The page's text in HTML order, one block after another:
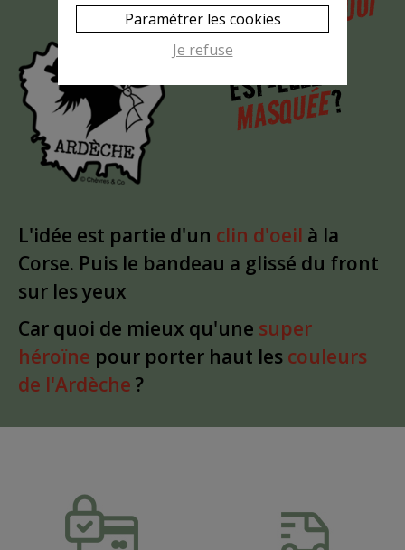
MAISPOURQUOI
LA CHÈVRE
EST-ELLE
MASQUÉE?
L'idée est partie d'un clin d'oeil à la
Corse. Puis le bandeau a glissé du front
sur les yeux
Car quoi de mieux qu'une super
héroïne pour porter haut les couleurs
de l'Ardèche ?
Paramétrer les cookies
Je refuse